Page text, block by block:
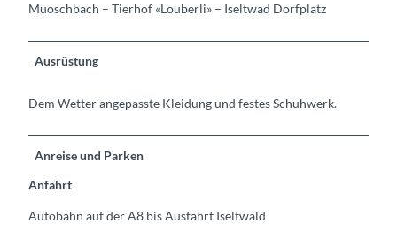
Muoschbach – Tierhof «Louberli» – Iseltwad Dorfplatz
Ausrüstung
Dem Wetter angepasste Kleidung und festes Schuhwerk.
Anreise und Parken
Anfahrt
Autobahn auf der A8 bis Ausfahrt Iseltwald